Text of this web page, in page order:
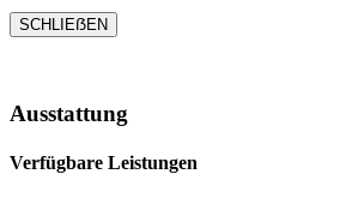
SCHLIEẞEN
Ausstattung
Verfügbare Leistungen